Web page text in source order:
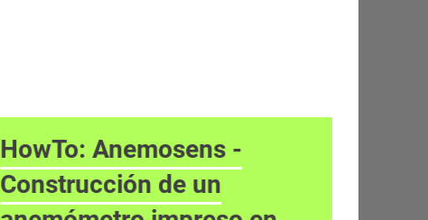
HowTo: Anemosens -
Construcción de un